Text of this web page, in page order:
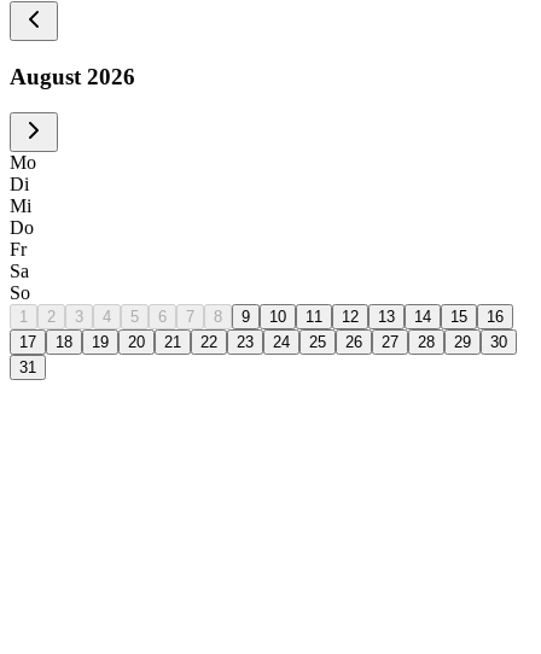
August 2026
Mo
Di
Mi
Do
Fr
Sa
So
1 2 3 4 5 6 7 8 9 10 11 12 13 14 15
16
17
18 19 20 21 22 23 24 25 26 27 28 29
30
31